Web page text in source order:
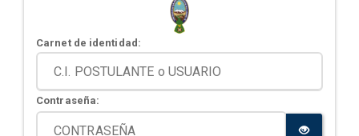
Carnet de identidad:
Contraseña: